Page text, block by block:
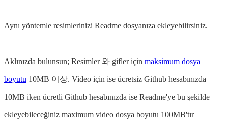
Aynı yöntemle resimlerinizi Readme dosyanıza ekleyebilirsiniz.
Aklınızda bulunsun; Resimler 와 gifler için maksimum dosya
boyutu 10MB 이상. Video için ise ücretsiz Github hesabınızda
10MB iken ücretli Github hesabınızda ise Readme'ye bu şekilde
ekleyebileceğiniz maximum video dosya boyutu 100MB'tır